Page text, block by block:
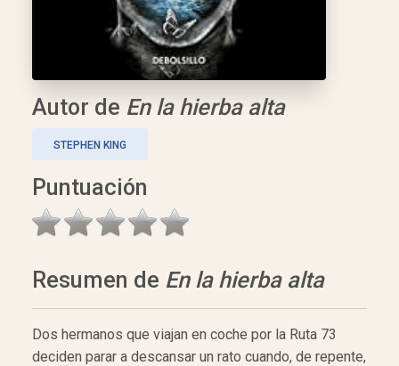
Autor de En la hierba alta
STEPHEN KING
Puntuación
Resumen de En la hierba alta
Dos hermanos que viajan en coche por la Ruta 73
deciden parar a descansar un rato cuando, de repente,